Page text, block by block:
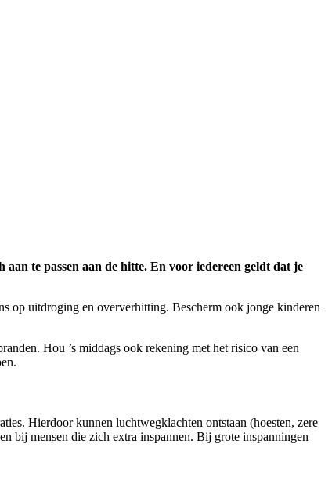
te passen aan de hitte. En voor iedereen geldt dat je
op uitdroging en oververhitting. Bescherm ook jonge kinderen
Hou ’s middags ook rekening met het risico van een
Hierdoor kunnen luchtwegklachten ontstaan (hoesten, zere
bij mensen die zich extra inspannen. Bij grote inspanningen